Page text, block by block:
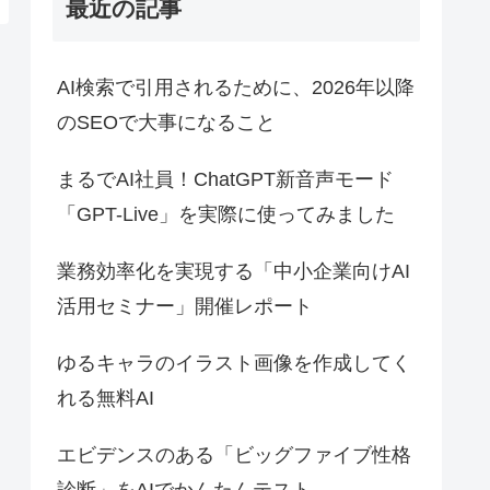
最近の記事
AI検索で引用されるために、2026年以降
のSEOで大事になること
まるでAI社員！ChatGPT新音声モード
「GPT-Live」を実際に使ってみました
業務効率化を実現する「中小企業向けAI
活用セミナー」開催レポート
ゆるキャラのイラスト画像を作成してく
れる無料AI
エビデンスのある「ビッグファイブ性格